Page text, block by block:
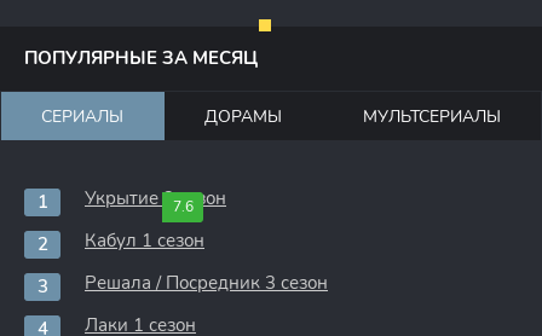
ПОПУЛЯРНЫЕ ЗА МЕСЯЦ
СЕРИАЛЫ ДОРАМЫ МУЛЬТСЕРИАЛЫ
7.6
Укрытие 3 сезон
Кабул 1 сезон
Решала / Посредник 3 сезон
Лаки 1 сезон